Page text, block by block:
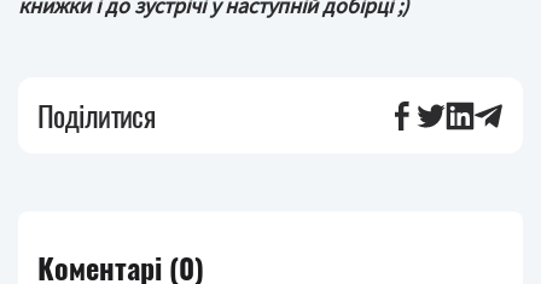
Поділитися
Коментарі (0)